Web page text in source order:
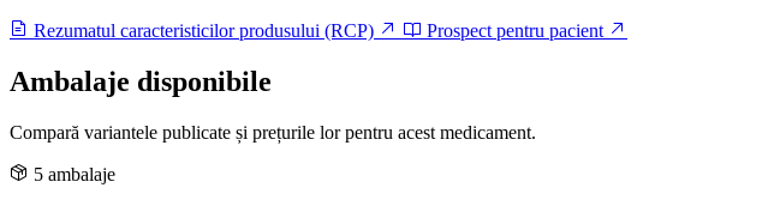
Rezumatul caracteristicilor produsului (RCP) Prospect pentru pacient
Ambalaje disponibile
Compară variantele publicate și prețurile lor pentru acest medicament.
5 ambalaje